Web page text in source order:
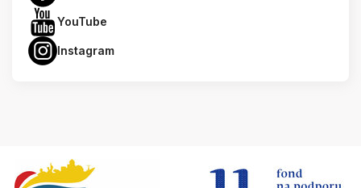
YouTube
Instagram